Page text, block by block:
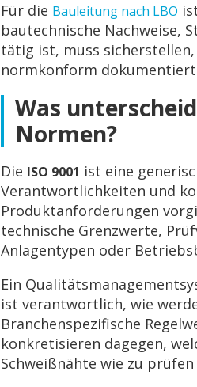
Für die Bauleitung nach LBO
bautechnische Nachweise,
tätig ist, muss
normkonform
Was
Normen?
Die ISO 9001 ist eine
Verantwortlichkeiten und
Produktanforderungen
technische Grenzwerte,
Anlagentypen oder
Ein
ist verantwortlich, wie
Branchenspezifische
konkretisieren dagegen,
Schweißnähte wie zu